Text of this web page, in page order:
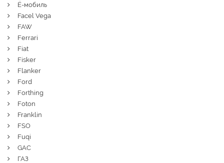
Ё-мобиль
Facel Vega
FAW
Ferrari
Fiat
Fisker
Flanker
Ford
Forthing
Foton
Franklin
FSO
Fuqi
GAC
ГАЗ